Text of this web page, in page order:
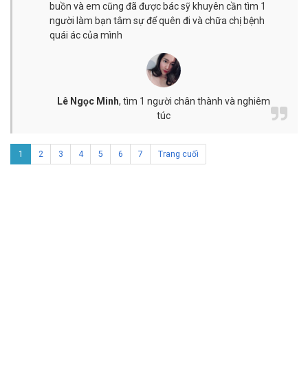
buồn và em cũng đã được bác sỹ khuyên cần tìm 1
người làm bạn tâm sự để quên đi và chữa chị bệnh
quái ác của mình
Lê Ngọc Minh, tìm 1 người chân thành và nghiêm
túc
1 2 3 4 5 6 7 Trang cuối